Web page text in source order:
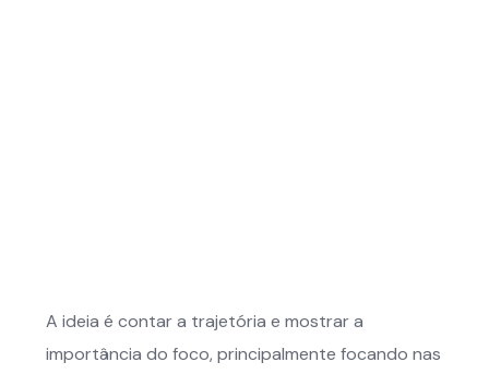
A ideia é contar a trajetória e mostrar a
importância do foco, principalmente focando nas